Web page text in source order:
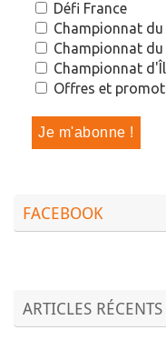
Défi France
Championnat du
Championnat du
Championnat
Offres et
FACEBOOK
ARTICLES RÉCENTS